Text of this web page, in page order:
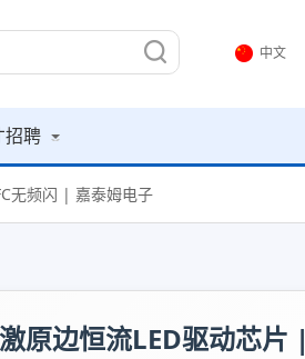
中文
招聘
无频闪 | 嘉泰姆电子
原边恒流LED驱动芯片 |